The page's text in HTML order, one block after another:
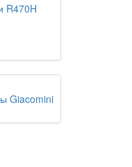
R470H
Giacomini